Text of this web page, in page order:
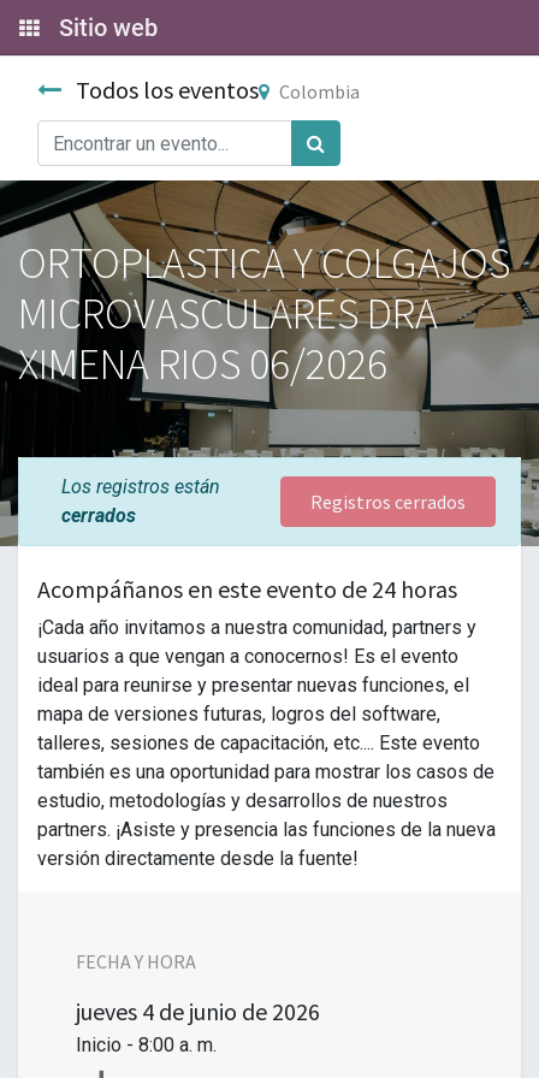
Sitio web
Todos los eventos Colombia
ORTOPLASTICA Y COLGAJOS
MICROVASCULARES DRA
XIMENA RIOS 06/2026
Los registros están
cerrados
Registros cerrados
Acompáñanos en este evento de 24 horas
¡Cada año invitamos a nuestra comunidad, partners y
usuarios a que vengan a conocernos! Es el evento
ideal para reunirse y presentar nuevas funciones, el
mapa de versiones futuras, logros del software,
talleres, sesiones de capacitación, etc.... Este evento
también es una oportunidad para mostrar los casos de
estudio, metodologías y desarrollos de nuestros
partners. ¡Asiste y presencia las funciones de la nueva
versión directamente desde la fuente!
FECHA Y HORA
jueves 4 de junio de 2026
Inicio - 8:00 a. m.